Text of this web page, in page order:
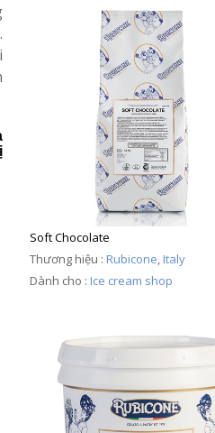
Soft Chocolate
Thương hiệu : Rubicone Italy
Dành cho : Ice cream shop